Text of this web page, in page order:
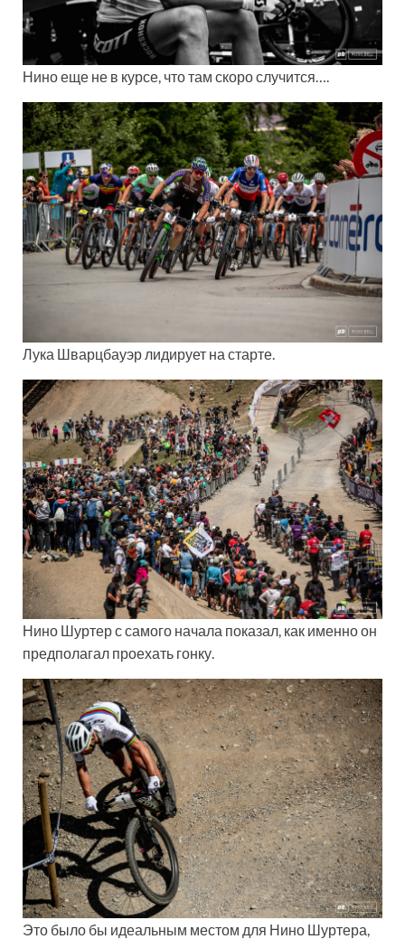
Нино еще не в курсе, что там скоро случится….
Лука Шварцбауэр лидирует на старте.
Нино Шуртер с самого начала показал, как именно он
предполагал проехать гонку.
Это было бы идеальным местом для Нино Шуртера,